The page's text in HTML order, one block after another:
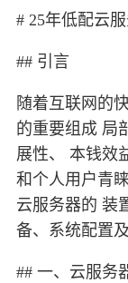
# 25年低配云
## 引言
随着互联网的
的重要组成 局
展性、 本钱效
和个人用户青
云服务器的 装
备、系统配置
## 一、云服务